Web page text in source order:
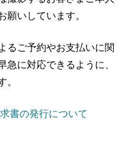
願いしています。
るご予約やお支払いに関
急に対応できるように、
。
書の発行について